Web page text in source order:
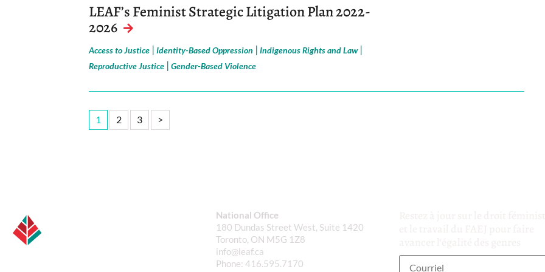
LEAF’s Feminist Strategic Litigation Plan 2022-
2026
Access to Justice |Identity-Based Oppression |Indigenous Rights and Law|
Reproductive Justice |Gender-Based Violence
1 2 3 >
National Office
180 Dundas Street West, Suite 1420
Toronto, ON M5G 1Z8
info@leaf.ca
Phone: 416.595.7170